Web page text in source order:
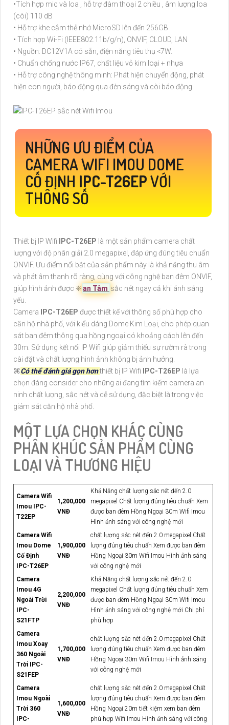
•Tích hợp mic và loa , hỗ trợ đàm thoại 2 chiều , âm lượng loa
(còi) 110 dB
• Hỗ trợ khe cắm thẻ nhớ MicroSD lên đến 256GB
• Tích hợp Wi-Fi (IEEE802.11b/g/n), ONVIF, CLOUD, LAN
• Nguồn: DC12V1A có sẵn, điện năng tiêu thụ <7W.
• Chuẩn chống nước IP67, chất liệu vỏ kim loại + nhựa
• Hỗ trợ công nghệ thông minh: Phát hiện chuyển động, phát
hiện con người, báo động qua đèn sáng và còi báo động.
NHỮNG ƯU ĐIỂM CỦA
CAMERA WIFI IMOU DOME
CỐ ĐỊNH IPC-T26EPVỚI
THÔNG SỐ
Thiết bị IP Wifi IPC-T26EP là một sản phẩm camera chất
lượng với độ phân giải 2.0 megapixel, đáp ứng đúng tiêu chuẩn
ONVIF. Ưu điểm nổi bật của sản phẩm này là khả năng thu âm
và phát âm thanh rõ ràng, cùng với công nghệ ban đêm ONVIF,
giúp hình ảnh được ❈an Tâm sắc nét ngay cả khi ánh sáng
yếu.
Camera
IPC-T26EP được thiết kế với thông số phù hợp cho
căn hộ nhà phố, với kiểu dáng Dome Kim Loại, cho phép quan
sát ban đêm thông qua hồng ngoại có khoảng cách lên đến
30m. Sử dụng kết nối IP Wifi giúp giảm thiểu sự rườm rà trong
cài đặt và chất lượng hình ảnh không bị ảnh hưởng.
⌘Có thể đánh giá gọn hơnthiết bị IP Wifi IPC-T26EP là lựa
chọn đáng consider cho những ai đang tìm kiếm camera an
ninh chất lượng, sắc nét và dễ sử dụng, đặc biệt là trong việc
giám sát căn hộ nhà phố.
MỘT LỰA CHỌN KHÁC CÙNG
PHÂN KHÚC SẢN PHẨM CÙNG
LOẠI VÀ THƯƠNG HIỆU
Camera Wifi
Imou IPC-
T22EP
1,200,000
VNĐ
Khả Năng chất lượng sắc nét đến 2.0
megapixel Chất lượng đúng tiêu chuẩn Xem
được ban đêm Hồng Ngoại 30m Wifi Imou
Hình ảnh sáng với công nghệ mới
Camera Wifi
Imou Dome
Cố Định
IPC-T26EP
1,900,000
VNĐ
chất lượng sắc nét đến 2.0 megapixel Chất
lượng đúng tiêu chuẩn Xem được ban đêm
Hồng Ngoại 30m Wifi Imou Hình ảnh sáng
với công nghệ mới
Camera
Imou 4G
Ngoài Trời
IPC-
S21FTP
2,200,000
VNĐ
Khả Năng chất lượng sắc nét đến 2.0
megapixel Chất lượng đúng tiêu chuẩn Xem
được ban đêm Hồng Ngoại 30m Wifi Imou
Hình ảnh sáng với công nghệ mới Chi phí
phù hợp
Camera
Imou Xoay
360 Ngoài
Trời IPC-
S21FEP
1,700,000
VNĐ
chất lượng sắc nét đến 2.0 megapixel Chất
lượng đúng tiêu chuẩn Xem được ban đêm
Hồng Ngoại 30m Wifi Imou Hình ảnh sáng
với công nghệ mới
Camera
Imou Ngoài
Trời 360
IPC-
1,600,000
VNĐ
chất lượng sắc nét đến 2.0 megapixel Chất
lượng đúng tiêu chuẩn Xem được ban đêm
Hồng Ngoại 20m tiết kiệm xem ban đêm
phù hợp Wifi Imou Hình ảnh sáng với công